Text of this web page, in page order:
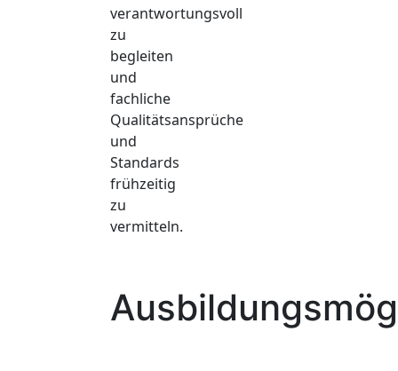
verantwortungsvoll
zu
begleiten
und
fachliche
Qualitätsansprüche
und
Standards
frühzeitig
zu
vermitteln.